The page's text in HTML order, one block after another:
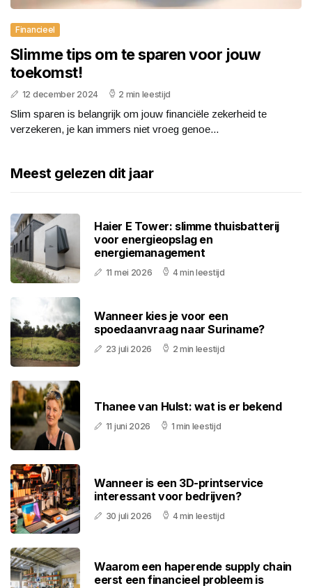
Financieel
Slimme tips om te sparen voor jouw
toekomst!
12 december 2024 2 min leestijd
Slim sparen is belangrijk om jouw financiële zekerheid te
verzekeren, je kan immers niet vroeg genoe...
Meest gelezen dit jaar
Haier E Tower: slimme thuisbatterij
voor energieopslag en
energiemanagement
11 mei 2026 4 min leestijd
Wanneer kies je voor een
spoedaanvraag naar Suriname?
23 juli 2026 2 min leestijd
Thanee van Hulst: wat is er bekend
11 juni 2026 1 min leestijd
Wanneer is een 3D-printservice
interessant voor bedrijven?
30 juli 2026 4 min leestijd
Waarom een haperende supply chain
eerst een financieel probleem is